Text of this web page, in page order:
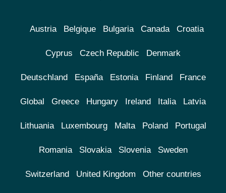
Austria Belgique Bulgaria Canada Croatia
Cyprus Czech Republic Denmark
Deutschland España Estonia Finland France
Global Greece Hungary Ireland Italia Latvia
Lithuania Luxembourg Malta Poland Portugal
Romania Slovakia Slovenia Sweden
Switzerland United Kingdom Other countries